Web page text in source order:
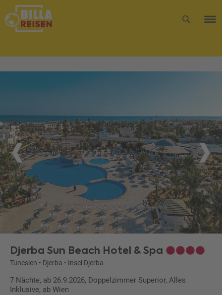
Djerba Sun Beach Hotel & Spa
Tunesien • Djerba • Insel Djerba
7 Nächte, ab 26.9.2026, Doppelzimmer Superior, Alles
Inklusive, ab Wien